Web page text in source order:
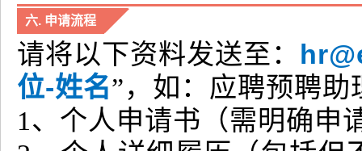
六. 申请流程
请将以下资料发送至：
位-姓名”，如：应聘预聘助
1、个人申请书（需明确申